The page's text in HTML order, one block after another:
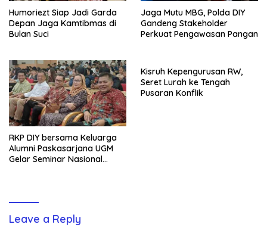
Humoriezt Siap Jadi Garda
Depan Jaga Kamtibmas di
Bulan Suci
Jaga Mutu MBG, Polda DIY
Gandeng Stakeholder
Perkuat Pengawasan Pangan
RKP DIY bersama Keluarga
Alumni Paskasarjana UGM
Gelar Seminar Nasional
Kisruh Kepengurusan RW,
Seret Lurah ke Tengah
Pusaran Konflik
Leave a Reply